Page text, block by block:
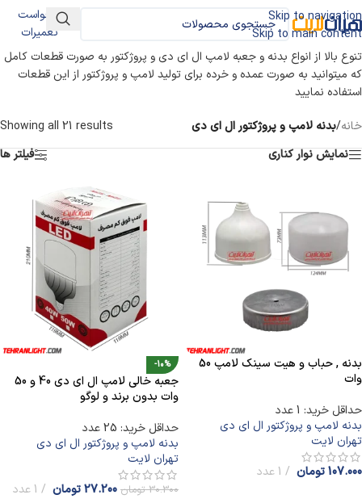
Skip to navigation
Skip to main content
درخواست
تعمیرات
تنوع بالا از انواع بدنه و جعبه لامپ ال ای دی و پروژکتور به صورت قطعات کامل
که میتوانید به صورت عمده و خرده برای تولید لامپ و پروژکتور از این قطعات
استفاده نمایید
خانه/بدنه لامپ و پروژکتور ال ای دی
Showing all 21 results
نمایش نوار کناری
فیلتر ها
بدنه , حباب و هیت سینک لامپ 50
وات
حداقل خرید: 1 عدد
بدنه لامپ و پروژکتور ال ای دی
تهران لایت
107.000تومان 1 عدد
-10%
جعبه خالی لامپ ال ای دی 40 و 50
وات بدون برند و لوگو
حداقل خرید: 25 عدد
بدنه لامپ و پروژکتور ال ای دی
تهران لایت
30.300 تومان 27.200تومان 1 عدد